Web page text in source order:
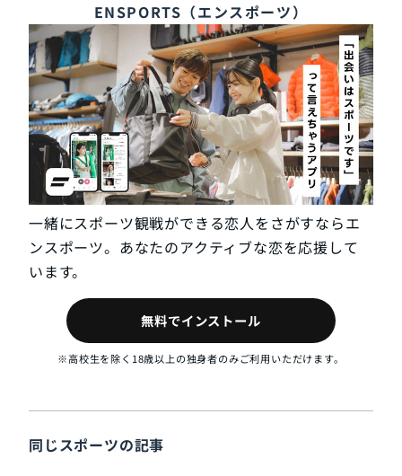
ENSPORTS（エンスポーツ）
一緒にスポーツ観戦ができる恋人をさがすならエ
ンスポーツ。あなたのアクティブな恋を応援して
います。
無料でインストール
※高校生を除く18歳以上の独身者のみご利用いただけます。
同じスポーツの記事